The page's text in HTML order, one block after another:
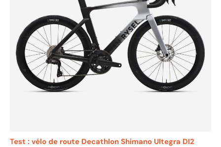
Test : vélo de route Decathlon Shimano Ultegra DI2